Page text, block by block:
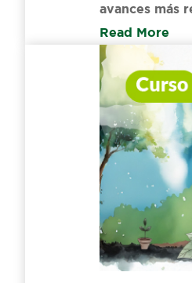
avances más
Read More